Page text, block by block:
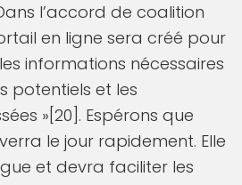
l’accord de coalition
en ligne sera créé pour
informations nécessaires
potentiels et les
»[20]. Espérons que
le jour rapidement. Elle
et devra faciliter les